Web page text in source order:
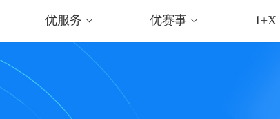
优服务 优赛事 1+X